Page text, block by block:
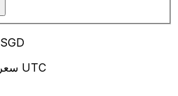
SGD
سعر السوق المتوسط في 11:45 UTC